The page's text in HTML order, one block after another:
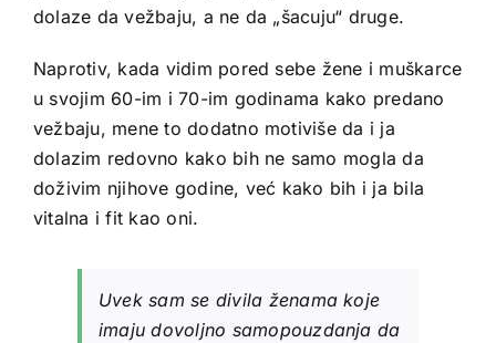
dolaze da vežbaju, a ne da „šacuju“ druge.
Naprotiv, kada vidim pored sebe žene i muškarce
u svojim 60-im i 70-im godinama kako predano
vežbaju, mene to dodatno motiviše da i ja
dolazim redovno kako bih ne samo mogla da
doživim njihove godine, već kako bih i ja bila
vitalna i fit kao oni.
Uvek sam se divila ženama koje
imaju dovoljno samopouzdanja da